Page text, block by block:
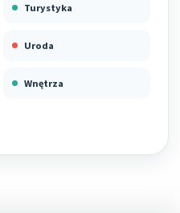
Turystyka
Uroda
Wnętrza